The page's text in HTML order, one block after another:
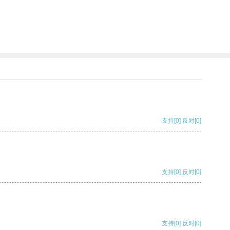
支持[0] 反对[0]
支持[0] 反对[0]
支持[0] 反对[0]